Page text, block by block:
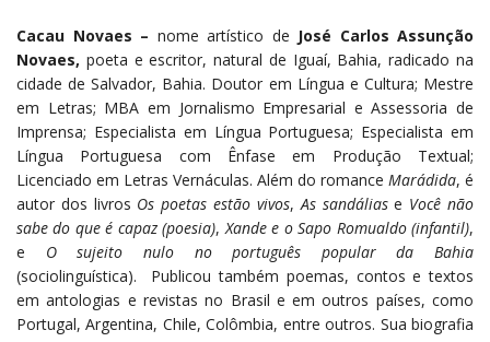
Cacau Novaes – nome artístico de José Carlos Assunção
Novaes, poeta e escritor, natural de Iguaí, Bahia, radicado na
cidade de Salvador, Bahia. Doutor em Língua e Cultura; Mestre
em Letras; MBA em Jornalismo Empresarial e Assessoria de
Imprensa; Especialista em Língua Portuguesa; Especialista em
Língua Portuguesa com Ênfase em Produção Textual;
Licenciado em Letras Vernáculas. Além do romance Marádida, é
autor dos livros Os poetas estão vivos, As sandáliase Você não
sabe do que é capaz(poesia), Xande e o Sapo Romualdo(infantil),
e O sujeito nulo no português popular da Bahia
(sociolinguística). Publicou também poemas, contos e textos
em antologias e revistas no Brasil e em outros países, como
Portugal, Argentina, Chile, Colômbia, entre outros. Sua biografia